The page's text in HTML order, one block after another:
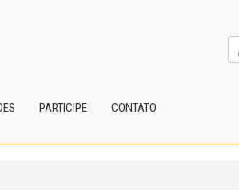
PARTICIPE CONTATO